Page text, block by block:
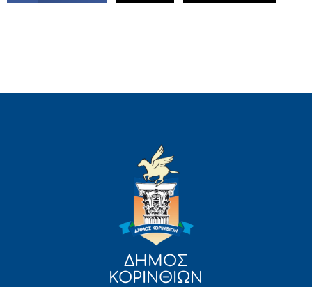
ΔΗΜΟΣ
ΚΟΡΙΝΘΙΩΝ